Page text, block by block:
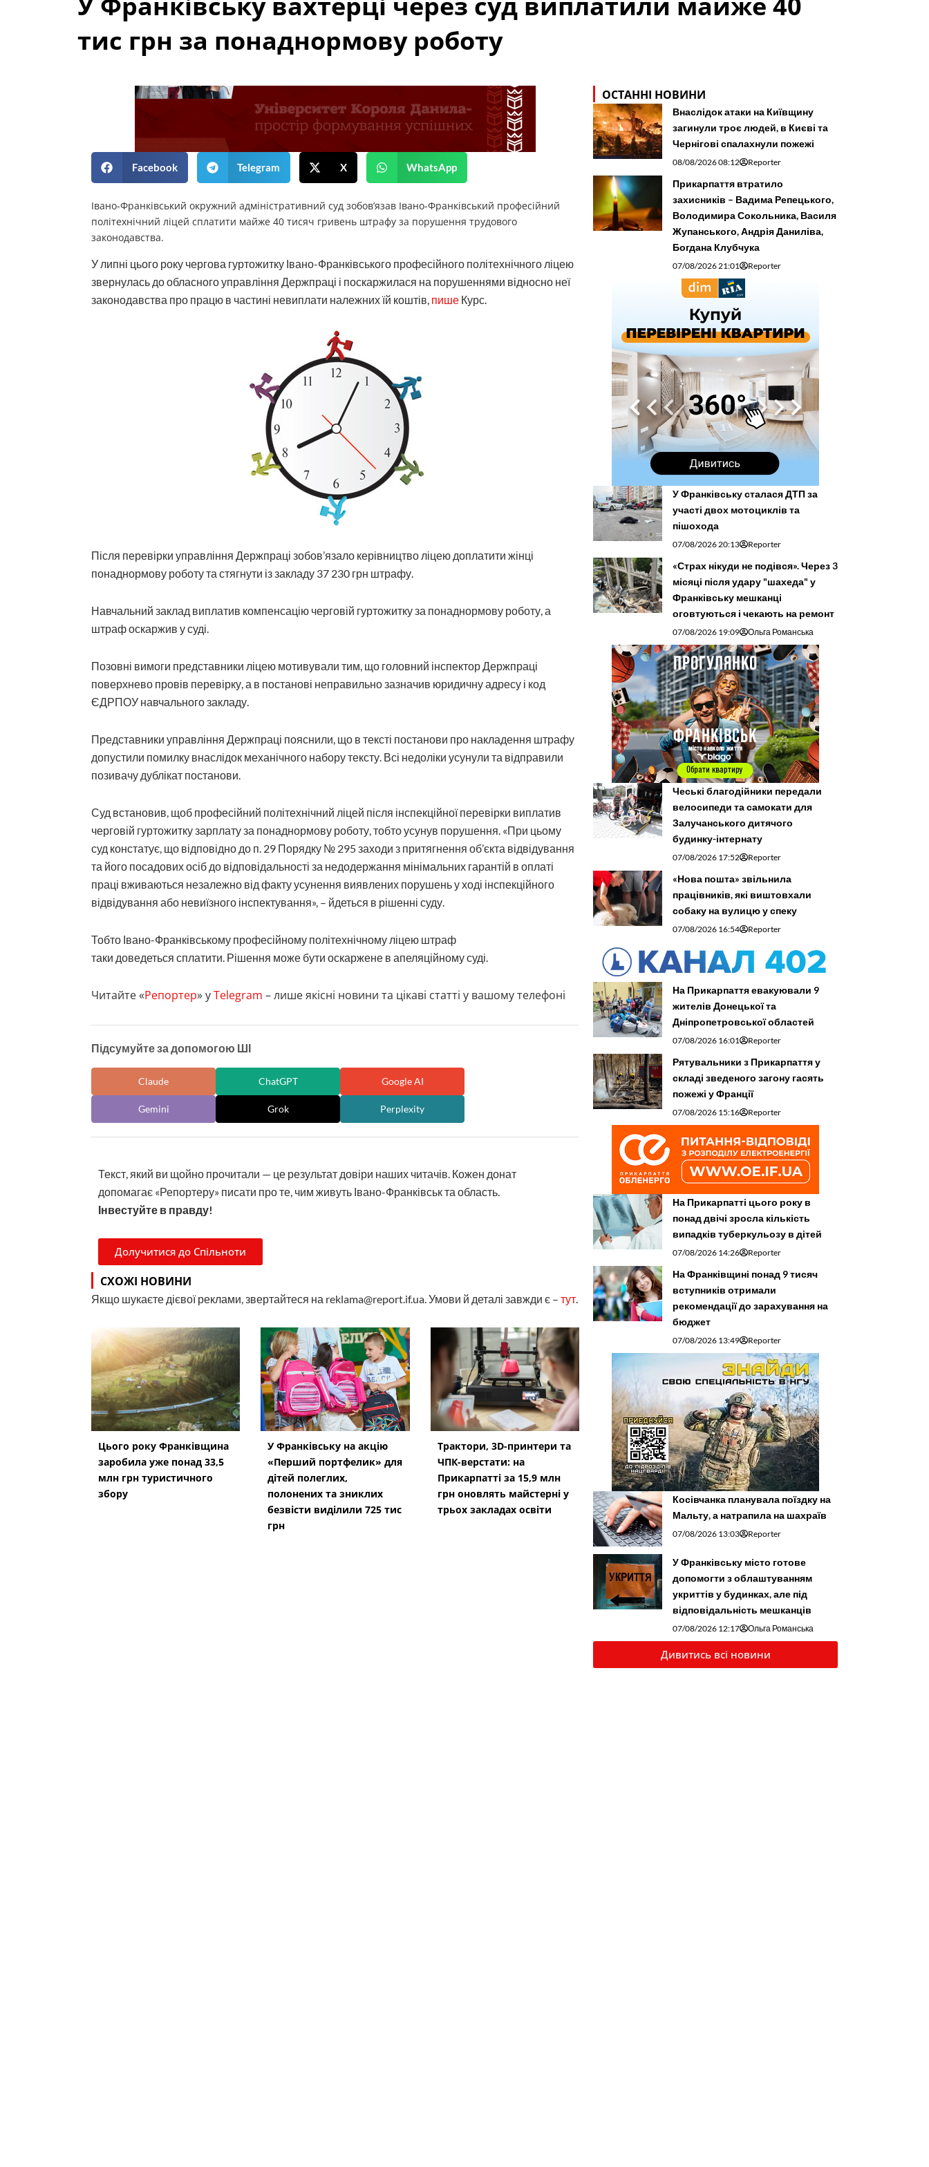
тис грн за понаднормову роботу
Facebook Telegram X WhatsApp
Івано-Франківський окружний адміністративний суд зобов’язав Івано-Франківський професійний
політехнічний ліцей сплатити майже 40 тисяч гривень штрафу за порушення трудового
законодавства.
У липні цього року чергова гуртожитку Івано-Франківського професійного політехнічного ліцею
звернулась до обласного управління Держпраці і поскаржилася на порушеннями відносно неї
законодавства про працю в частині невиплати належних їй коштів, пише Курс.
Після перевірки управління Держпраці зобов’язало керівництво ліцею доплатити жінці
понаднормову роботу та стягнути із закладу 37 230 грн штрафу.
Навчальний заклад виплатив компенсацію черговій гуртожитку за понаднормову роботу, а
штраф оскаржив у суді.
Позовні вимоги представники ліцею мотивували тим, що головний інспектор Держпраці
поверхнево провів перевірку, а в постанові неправильно зазначив юридичну адресу і код
ЄДРПОУ навчального закладу.
Представники управління Держпраці пояснили, що в тексті постанови про накладення штрафу
допустили помилку внаслідок механічного набору тексту. Всі недоліки усунули та відправили
позивачу дублікат постанови.
Суд встановив, щоб професійний політехнічний ліцей після інспекційної перевірки виплатив
черговій гуртожитку зарплату за понаднормову роботу, тобто усунув порушення. «При цьому
суд констатує, що відповідно до п. 29 Порядку № 295 заходи з притягнення об’єкта відвідування
та його посадових осіб до відповідальності за недодержання мінімальних гарантій в оплаті
праці вживаються незалежно від факту усунення виявлених порушень у ході інспекційного
відвідування або невиїзного інспектування», – йдеться в рішенні суду.
Тобто Івано-Франківському професійному політехнічному ліцею штраф
таки доведеться сплатити. Рішення може бути оскаржене в апеляційному суді.
Читайте «Репортер» уTelegram – лише якісні новини та цікаві статті у вашому телефоні
Підсумуйте за допомогою ШІ
Claude ChatGPT Google AI
Gemini Grok Perplexity
Текст, який ви щойно прочитали — це результат довіри наших читачів. Кожен донат
допомагає «Репортеру» писати про те, чим живуть Івано-Франківськ та область.
Інвестуйте в правду!
Долучитися до Спільноти
СХОЖІ НОВИНИ
Якщо шукаєте дієвої реклами, звертайтеся на reklama@report.if.ua. Умови й деталі завжди є – тут
Цього року Франківщина
заробила уже понад 33,5
млн грн туристичного
збору
У Франківську на акцію
«Перший портфелик» для
дітей полеглих,
полонених та зниклих
безвісти виділили 725 тис
грн
Трактори, 3D-принтери та
ЧПК-верстати: на
Прикарпатті за 15,9 млн
грн оновлять майстерні у
трьох закладах освіти
ОСТАННІ НОВИНИ
Внаслідок атаки на Київщину
загинули троє людей, в Києві та
Чернігові спалахнули пожежі
08/08/2026 08:12 Reporter
Прикарпаття втратило
захисників – Вадима Репецького,
Володимира Сокольника, Василя
Жупанського, Андрія Даниліва,
Богдана Клубчука
07/08/2026 21:01 Reporter
У Франківську сталася ДТП за
участі двох мотоциклів та
пішохода
07/08/2026 20:13 Reporter
«Страх нікуди не подівся». Через 3
місяці після удару "шахеда" у
Франківську мешканці
оговтуються і чекають на ремонт
07/08/2026 19:09 Ольга Романська
Чеські благодійники передали
велосипеди та самокати для
Залучанського дитячого
будинку-інтернату
07/08/2026 17:52 Reporter
«Нова пошта» звільнила
працівників, які виштовхали
собаку на вулицю у спеку
07/08/2026 16:54 Reporter
На Прикарпаття евакуювали 9
жителів Донецької та
Дніпропетровської областей
07/08/2026 16:01 Reporter
Рятувальники з Прикарпаття у
складі зведеного загону гасять
пожежі у Франції
07/08/2026 15:16 Reporter
На Прикарпатті цього року в
понад двічі зросла кількість
випадків туберкульозу в дітей
07/08/2026 14:26 Reporter
На Франківщині понад 9 тисяч
вступників отримали
рекомендації до зарахування на
бюджет
07/08/2026 13:49 Reporter
Косівчанка планувала поїздку на
Мальту, а натрапила на шахраїв
07/08/2026 13:03 Reporter
У Франківську місто готове
допомогти з облаштуванням
укриттів у будинках, але під
відповідальність мешканців
07/08/2026 12:17 Ольга Романська
Дивитись всі новини